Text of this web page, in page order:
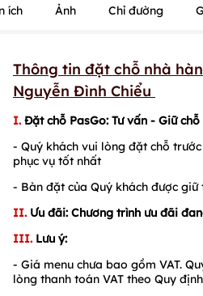
ích Ảnh Chỉ đường
Thông tin đặt chỗ nhà
Nguyễn Đình Chiểu
I. Đặt chỗ PasGo: Tư vấn - Giữ chỗ
- Quý khách vui lòng đặt chỗ
phục vụ tốt nhất
- Bàn đặt của Quý khách được giữ
II. Ưu đãi: Chương trình ưu đãi
III. Lưu ý:
- Giá menu chưa bao gồm VAT.
lòng thanh toán VAT theo Quy
/1